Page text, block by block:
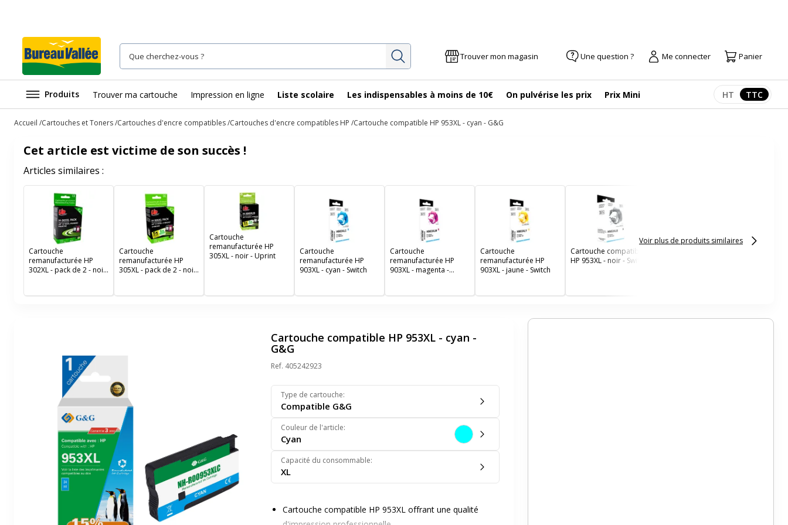
Rechercher Trouver mon magasin Une question ? Me connecter Panier
Produits Trouver ma cartouche Impression en ligne Liste scolaire Les indispensables à moins de 10€ On pulvérise les prix Prix Mini Afficher les
HT TTC
Accueil Cartouches et Toners Cartouches d'encre compatibles Cartouches d'encre compatibles HP Cartouche compatible HP 953XL - cyan - G&G
Cet article est victime de son succès !
Articles similaires :
Cartouche
remanufacturée HP
302XL - pack de 2 - noir,
Cartouche
remanufacturée HP
305XL - pack de 2 - noir,
Cartouche
remanufacturée HP
305XL - noir - Uprint
Cartouche
remanufacturée HP
903XL - cyan - Switch
Cartouche
remanufacturée HP
903XL - magenta -
Cartouche
remanufacturée HP
903XL - jaune - Switch
Cartouche compatible
HP 953XL - noir - Switch
Voir plus de produits similaires
Cartouche compatible HP 953XL - cyan -
G&G
Ref. 405242923
Type de cartouche:
Compatible G&G
Couleur de l'article:
Cyan
Capacité du consommable:
XL
Cartouche compatible HP 953XL offrant une qualité